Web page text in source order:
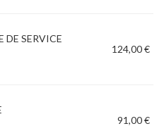
DE SERVICE
124,00 €
91,00 €